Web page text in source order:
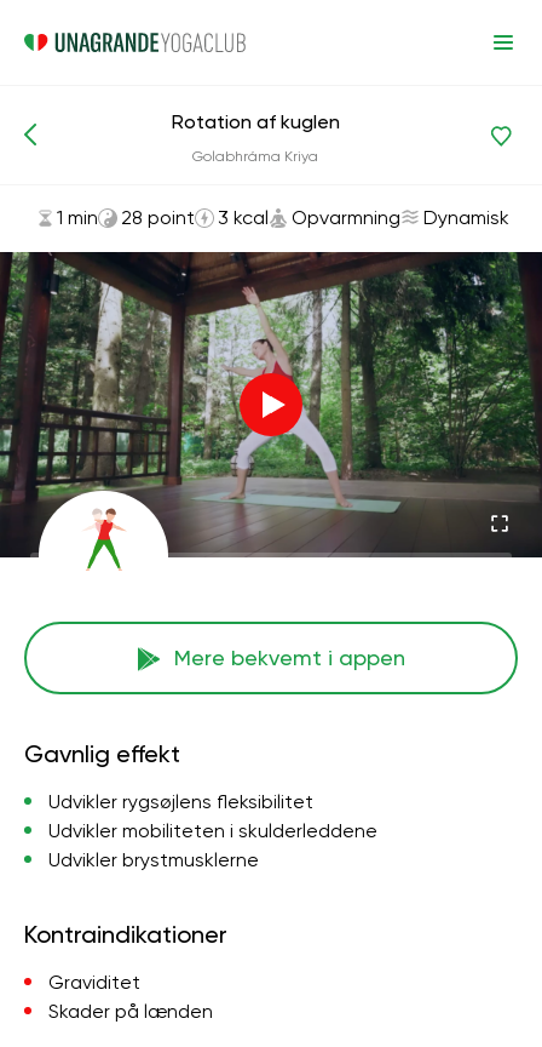
Asanas og øvelser Opvarmning
Rotation af kuglen
Golabhráma Kriya
1 min 28 point 3 kcal Opvarmning Dynamisk
Mere bekvemt i appen
Gavnlig effekt
Udvikler rygsøjlens fleksibilitet
Udvikler mobiliteten i skulderleddene
Udvikler brystmusklerne
Kontraindikationer
Graviditet
Skader på lænden